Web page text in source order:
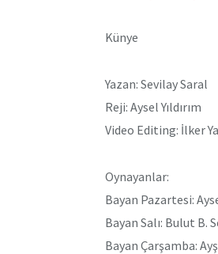
Künye
Yazan: Sevilay Saral
Reji: Aysel Yıldırım
Video Editing: İlker
Oynayanlar:
Bayan Pazartesi:
Bayan Salı: Bulut B.
Bayan Çarşamba: